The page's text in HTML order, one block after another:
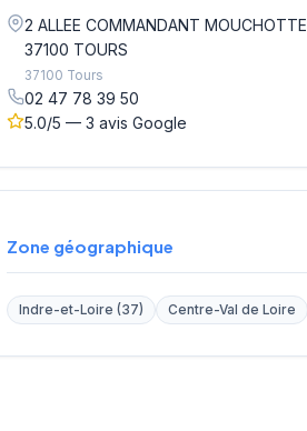
2 ALLEE COMMANDANT MOUCHOTTE
37100 TOURS
37100 Tours
02 47 78 39 50
5.0/5 — 3 avis Google
Zone géographique
Indre-et-Loire (37) Centre-Val de Loire